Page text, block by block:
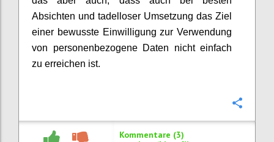
Absichten und tadelloser Umsetzung das Ziel
einer bewusste Einwilligung zur Verwendung
von personenbezogene Daten nicht einfach
zu erreichen ist.
Kommentare (3)